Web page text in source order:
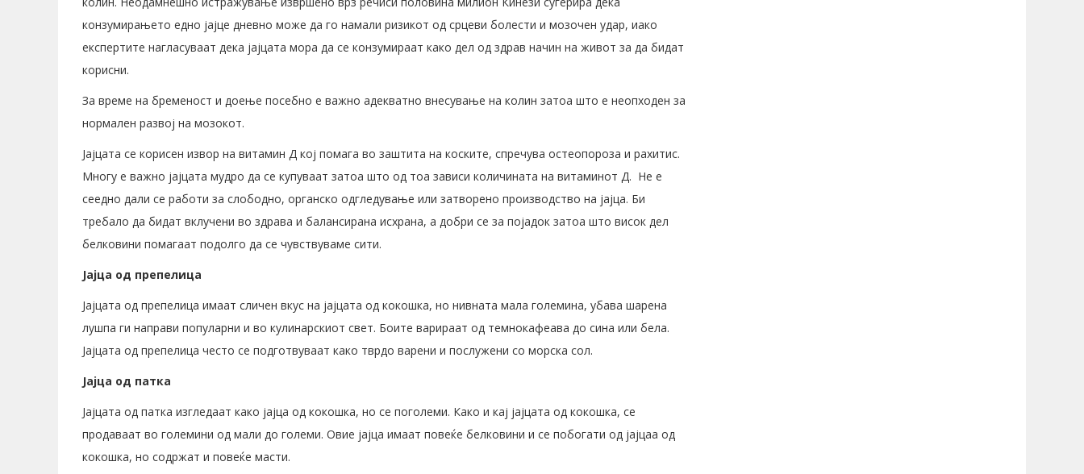
конзумирањето едно јајце дневно може да го намали ризикот од срцеви болести и мозочен удар, иако
експертите нагласуваат дека јајцата мора да се конзумираат како дел од здрав начин на живот за да бидат
корисни.
За време на бременост и доење посебно е важно адекватно внесување на колин затоа што е неопходен за
нормален развој на мозокот.
Јајцата се корисен извор на витамин Д кој помага во заштита на коските, спречува остеопороза и рахитис.
Многу е важно јајцата мудро да се купуваат затоа што од тоа зависи количината на витаминот Д. Не е
сеедно дали се работи за слободно, органско одгледување или затворено производство на јајца. Би
требало да бидат вклучени во здрава и балансирана исхрана, а добри се за појадок затоа што висок дел
белковини помагаат подолго да се чувствуваме сити.
Јајца од препелица
Јајцата од препелица имаат сличен вкус на јајцата од кокошка, но нивната мала големина, убава шарена
лушпа ги направи популарни и во кулинарскиот свет. Боите варираат од темнокафеава до сина или бела.
Јајцата од препелица често се подготвуваат како тврдо варени и послужени со морска сол.
Јајца од патка
Јајцата од патка изгледаат како јајца од кокошка, но се поголеми. Како и кај јајцата од кокошка, се
продаваат во големини од мали до големи. Овие јајца имаат повеќе белковини и се побогати од јајцаа од
кокошка, но содржат и повеќе масти.